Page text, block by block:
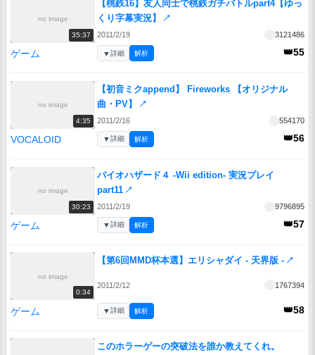
no image
35:37
【桃鉄16】友人同士で桃鉄ガチバトルpart4【ゆっ
くり字幕実況】
↗
2011/2/19 3121486
ゲーム 👑55
▼詳細 解析
no image
4:35
【初音ミクappend】 Fireworks 【オリジナル
曲・PV】
↗
2011/2/16 554170
VOCALOID 👑56
▼詳細 解析
no image
30:23
バイオハザード４ -Wii edition- 実況プレイ
part11 ↗
2011/2/19 9796895
ゲーム 👑57
▼詳細 解析
no image
0:34
【第6回MMD杯本選】エリシャダイ - 天界版 - ↗
2011/2/12 1767394
ゲーム 👑58
▼詳細 解析
このホラーゲーの突破法を誰か教えてくれ。